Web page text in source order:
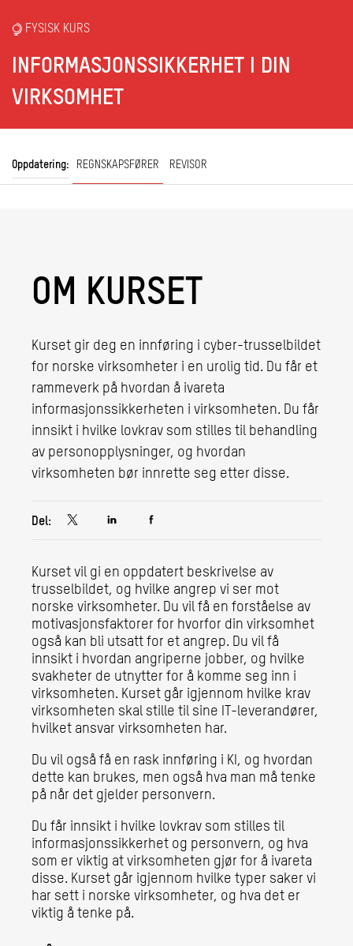
FYSISK KURS
INFORMASJONSSIKKERHET I DIN
VIRKSOMHET
Oppdatering: REGNSKAPSFØRER REVISOR
OM KURSET
Kurset gir deg en innføring i cyber-trusselbildet
for norske virksomheter i en urolig tid. Du får et
rammeverk på hvordan å ivareta
informasjonssikkerheten i virksomheten. Du får
innsikt i hvilke lovkrav som stilles til behandling
av personopplysninger, og hvordan
virksomheten bør innrette seg etter disse.
Del:
Kurset vil gi en oppdatert beskrivelse av
trusselbildet, og hvilke angrep vi ser mot
norske virksomheter. Du vil få en forståelse av
motivasjonsfaktorer for hvorfor din virksomhet
også kan bli utsatt for et angrep. Du vil få
innsikt i hvordan angriperne jobber, og hvilke
svakheter de utnytter for å komme seg inn i
virksomheten. Kurset går igjennom hvilke krav
virksomheten skal stille til sine IT-leverandører,
hvilket ansvar virksomheten har.
Du vil også få en rask innføring i KI, og hvordan
dette kan brukes, men også hva man må tenke
på når det gjelder personvern.
Du får innsikt i hvilke lovkrav som stilles til
informasjonssikkerhet og personvern, og hva
som er viktig at virksomheten gjør for å ivareta
disse. Kurset går igjennom hvilke typer saker vi
har sett i norske virksomheter, og hva det er
viktig å tenke på.